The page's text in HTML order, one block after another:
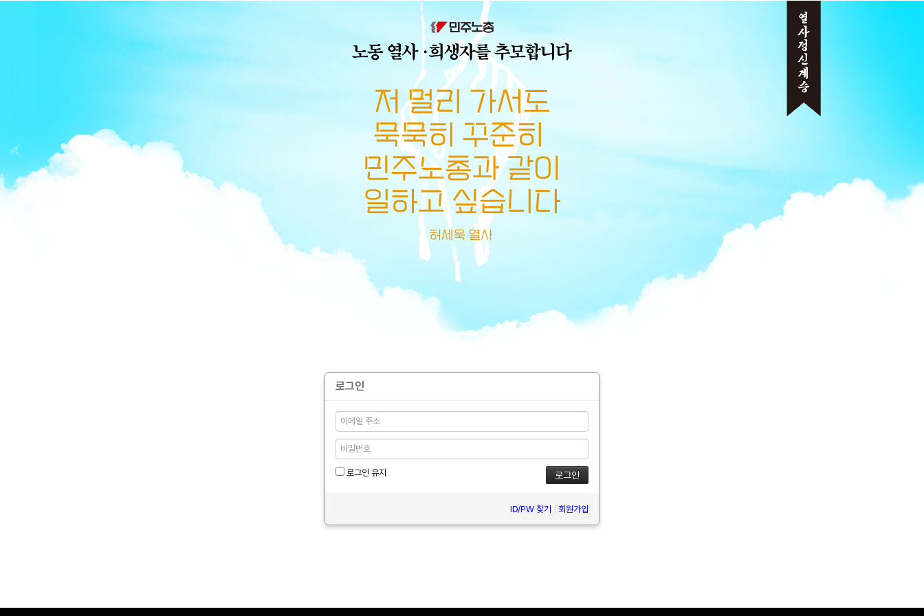
메뉴 건너뛰기
로그인
로그인 유지
ID/PW 찾기 회원가입